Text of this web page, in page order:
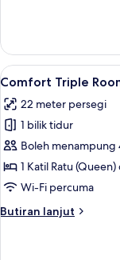
Room
Lihat
semua
foto
untuk
Comfort
Triple
Room
1
Comfort Triple
22 meter persegi
1 bilik tidur
Boleh menampung
1 Katil Ratu
Wi-Fi percuma
Butiran lanjut
Butiran